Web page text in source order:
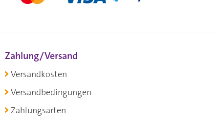
Zahlung/Versand
Versandkosten
Versandbedingungen
Zahlungsarten